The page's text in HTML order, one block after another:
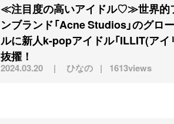
2024.03.20 ひなの 1613views
≪注目度の高いアイドル♡≫世界的
ンブランド「Acne Studios」のグロ
ルに新人k-popアイドル「ILLIT(アイ
抜擢！